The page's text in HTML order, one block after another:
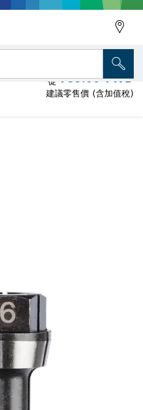
從739.00 TWD
建議零售價 (含加值稅)